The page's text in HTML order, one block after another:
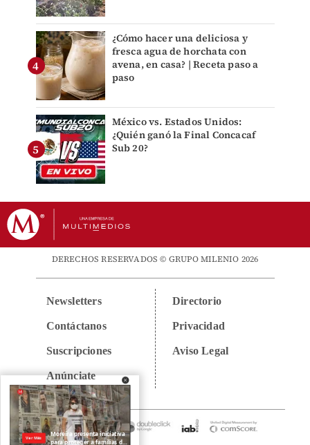
¿Cómo hacer una deliciosa y
fresca agua de horchata con
avena, en casa? | Receta paso a
paso
México vs. Estados Unidos:
¿Quién ganó la Final Concacaf
Sub 20?
DERECHOS RESERVADOS © GRUPO MILENIO 2026
Newsletters
Contáctanos
Suscripciones
Anúnciate
Directorio
Privacidad
Aviso Legal